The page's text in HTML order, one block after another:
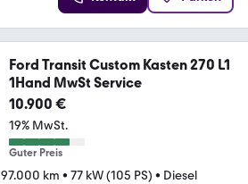
Ford Transit Custom Kasten 270 L1
1Hand MwSt Service
10.900 €
19% MwSt.
Guter Preis
97.000 km • 77 kW (105 PS) • Diesel